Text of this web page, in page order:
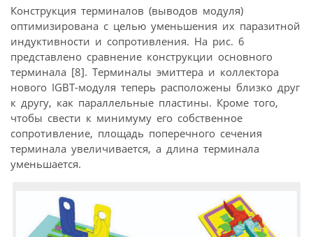
Конструкция терминалов (выводов модуля)
оптимизирована с целью уменьшения их паразитной
индуктивности и сопротивления. На рис. 6
представлено сравнение конструкции основного
терминала [8]. Терминалы эмиттера и коллектора
нового IGBT-модуля теперь расположены близко друг
к другу, как параллельные пластины. Кроме того,
чтобы свести к минимуму его собственное
сопротивление, площадь поперечного сечения
терминала увеличивается, а длина терминала
уменьшается.